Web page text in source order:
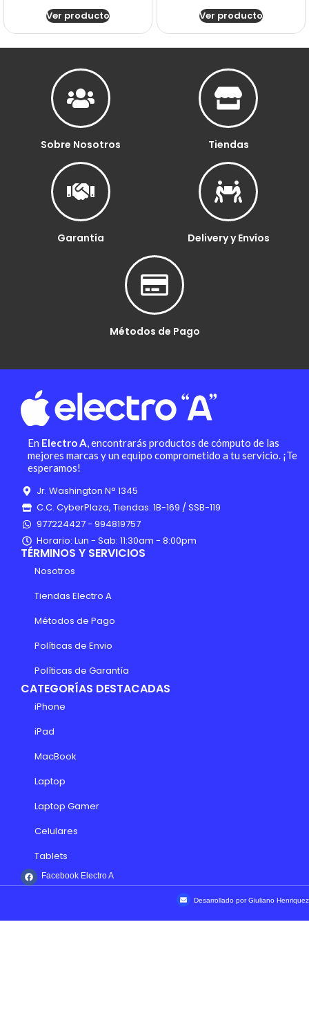
Ver producto Ver producto
Sobre Nosotros Tiendas
Garantía Delivery y Envíos
Métodos de Pago
En Electro A, encontrarás productos de cómputo de las
mejores marcas y un equipo comprometido a tu servicio. ¡Te
esperamos!
Jr. Washington N° 1345
C.C. CyberPlaza, Tiendas: 1B-169 / SSB-119
977224427 - 994819757
Horario: Lun - Sab: 11:30am - 8:00pm
TÉRMINOS Y SERVICIOS
Nosotros
Tiendas Electro A
Métodos de Pago
Políticas de Envio
Políticas de Garantía
CATEGORÍAS DESTACADAS
iPhone
iPad
MacBook
Laptop
Laptop Gamer
Celulares
Tablets
Facebook Electro A
Desarrollado por Giuliano Henriquez